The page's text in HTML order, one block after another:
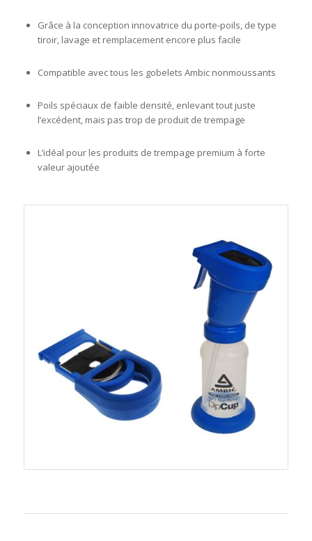
Grâce à la conception innovatrice du porte-poils, de type
tiroir, lavage et remplacement encore plus facile
Compatible avec tous les gobelets Ambic nonmoussants
Poils spéciaux de faible densité, enlevant tout juste
l’excédent, mais pas trop de produit de trempage
L’idéal pour les produits de trempage premium à forte
valeur ajoutée